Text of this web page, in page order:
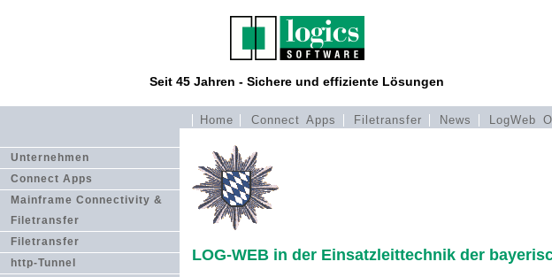
Seit 45 Jahren - Sichere und effiziente Lösungen
Home Connect Apps Filetransfer News LogWeb
Unternehmen
Connect Apps
Mainframe Connectivity &
Filetransfer
Filetransfer
http-Tunnel
LOG-WEB in der Einsatzleittechnik der